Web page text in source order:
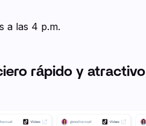
a las 4 p.m.
rápido y atractivo